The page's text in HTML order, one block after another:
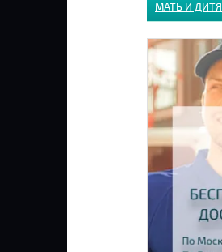
МАТЬ И ДИТЯ